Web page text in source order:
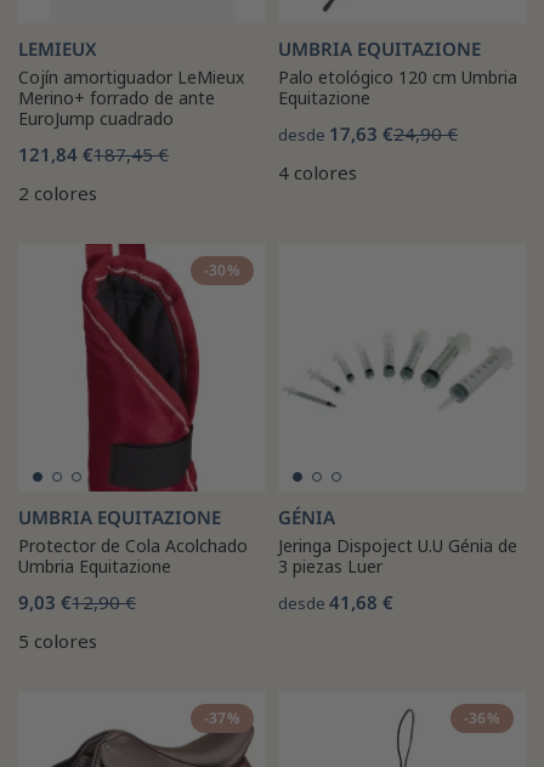
LEMIEUX
Cojín amortiguador LeMieux
Merino+ forrado de ante
EuroJump cuadrado
121,84 €187,45 €
2 colores
UMBRIA EQUITAZIONE
Palo etológico 120 cm Umbria
Equitazione
desde 17,63 €24,90 €
4 colores
-30%
UMBRIA EQUITAZIONE
Protector de Cola Acolchado
Umbria Equitazione
9,03 €12,90 €
5 colores
GÉNIA
Jeringa Dispoject U.U Génia de
3 piezas Luer
desde 41,68 €
-37% -36%